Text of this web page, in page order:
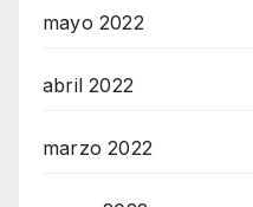
mayo 2022
abril 2022
marzo 2022